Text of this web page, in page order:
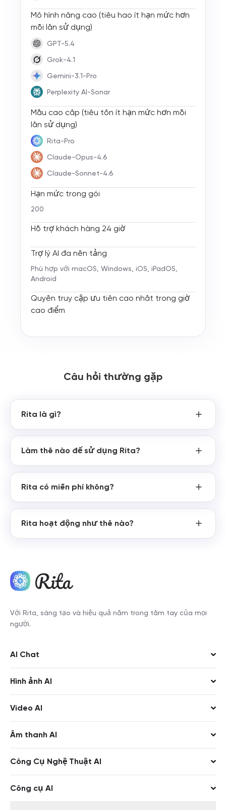
Mô hình nâng cao (tiêu hao ít hạn mức hơn
mỗi lần sử dụng)
GPT-5.4
Grok-4.1
Gemini-3.1-Pro
Perplexity AI-Sonar
Mẫu cao cấp (tiêu tốn ít hạn mức hơn mỗi
lần sử dụng)
Rita-Pro
Claude-Opus-4.6
Claude-Sonnet-4.6
Hạn mức trong gói
200
Hỗ trợ khách hàng 24 giờ
Trợ lý AI đa nền tảng
Phù hợp với macOS, Windows, iOS, iPadOS,
Android
Quyền truy cập ưu tiên cao nhất trong giờ
cao điểm
Câu hỏi thường gặp
Rita là gì?
Làm thế nào để sử dụng Rita?
Rita có miễn phí không?
Rita hoạt động như thế nào?
Với Rita, sáng tạo và hiệu quả nằm trong tầm tay của mọi
người.
AI Chat
ChatGPT 5.4
ChatGPT 5.2
Claude Opus 4.6
Claude Sonnet 4.6
Claude Opus 4.5
Hình ảnh AI
Nano Banana Pro
Midjourney
Flux
Stable Diffusion
Kling
Video AI
Âm thanh AI
Công Cụ Nghệ Thuật AI
Công cụ AI